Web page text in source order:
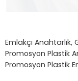
Emlakçı Anahtarlık,
Promosyon Plastik
Promosyon Plastik